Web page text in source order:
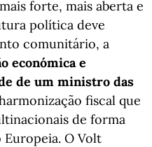
forte, mais aberta e
política deve
comunitário, a
económica e
de um ministro das
fiscal que
de forma
O Volt